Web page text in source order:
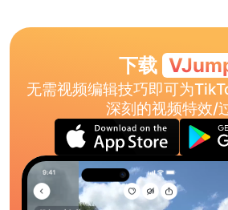
下载
无需视频编辑技巧即可为
深刻的视频特效/